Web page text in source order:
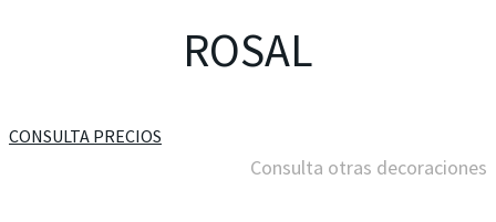
ROSAL
CONSULTA PRECIOS
Consulta otras decoraciones